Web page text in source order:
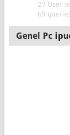
27 User
69
Genel Pc